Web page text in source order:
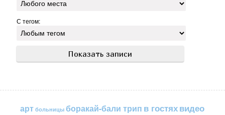
С тегом:
арт больницы боракай-бали трип в гостяхвидео